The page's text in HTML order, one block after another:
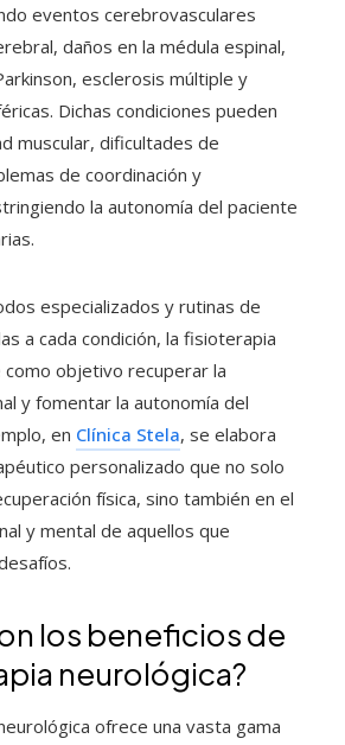
eventos cerebrovasculares
daños en la médula espinal,
esclerosis múltiple y
Dichas condiciones pueden
muscular, dificultades de
de coordinación y
la autonomía del paciente
especializados y rutinas de
a cada condición, la fisioterapia
como objetivo recuperar la
y fomentar la autonomía del
en Clínica Stela, se elabora
personalizado que no solo
física, sino también en el
y mental de aquellos que
los beneficios de
neurológica?
ofrece una vasta gama